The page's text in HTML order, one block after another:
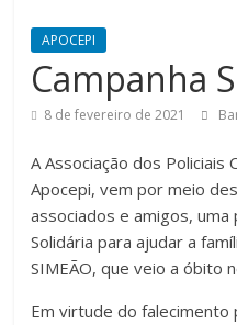
APOCEPI
Campanha
8 de fevereiro de 2021
A Associação dos Policiais
Apocepi, vem por meio
associados e amigos, uma
Solidária para ajudar a
SIMEÃO, que veio a óbito
Em virtude do falecimento